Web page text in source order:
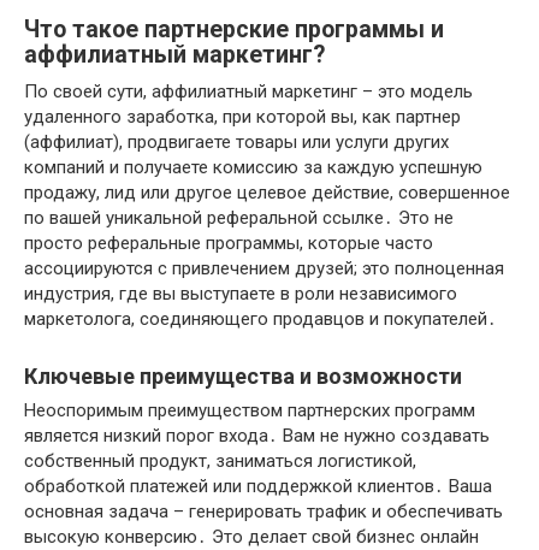
Что такое партнерские программы и
аффилиатный маркетинг?
По своей сути, аффилиатный маркетинг – это модель
удаленного заработка, при которой вы, как партнер
(аффилиат), продвигаете товары или услуги других
компаний и получаете комиссию за каждую успешную
продажу, лид или другое целевое действие, совершенное
по вашей уникальной реферальной ссылке․ Это не
просто реферальные программы, которые часто
ассоциируются с привлечением друзей; это полноценная
индустрия, где вы выступаете в роли независимого
маркетолога, соединяющего продавцов и покупателей․
Ключевые преимущества и возможности
Неоспоримым преимуществом партнерских программ
является низкий порог входа․ Вам не нужно создавать
собственный продукт, заниматься логистикой,
обработкой платежей или поддержкой клиентов․ Ваша
основная задача – генерировать трафик и обеспечивать
высокую конверсию․ Это делает свой бизнес онлайн